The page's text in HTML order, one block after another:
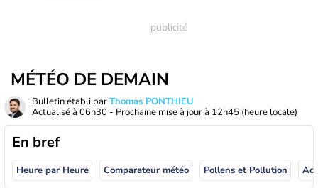
MÉTÉO DE DEMAIN
Bulletin établi parThomas PONTHIEU
Actualisé à 06h30 - Prochaine mise à jour à 12h45 (heure locale)
En bref
Heure par Heure Comparateur météo Pollens et Pollution